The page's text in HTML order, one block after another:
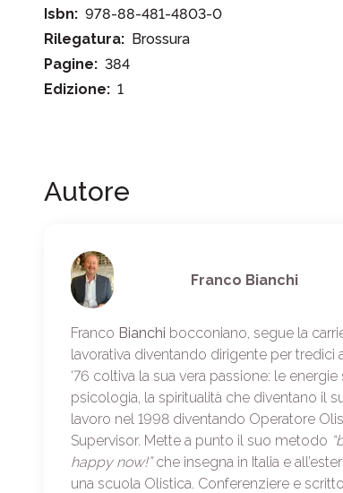
Isbn: 978-88-481-4803-0
Rilegatura: Brossura
Pagine: 384
Edizione: 1
Autore
Franco Bianchi
Franco Bianchi bocconiano, segue la
lavorativa diventando dirigente per tredici
‘76 coltiva la sua vera passione: le energie
psicologia, la spiritualità che diventano il
lavoro nel 1998 diventando Operatore
Supervisor. Mette a punto il suo metodo
happy now!”che insegna in Italia e
una scuola Olistica. Conferenziere e